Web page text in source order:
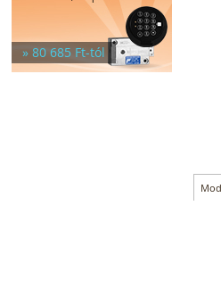
» 80 685 Ft-tól